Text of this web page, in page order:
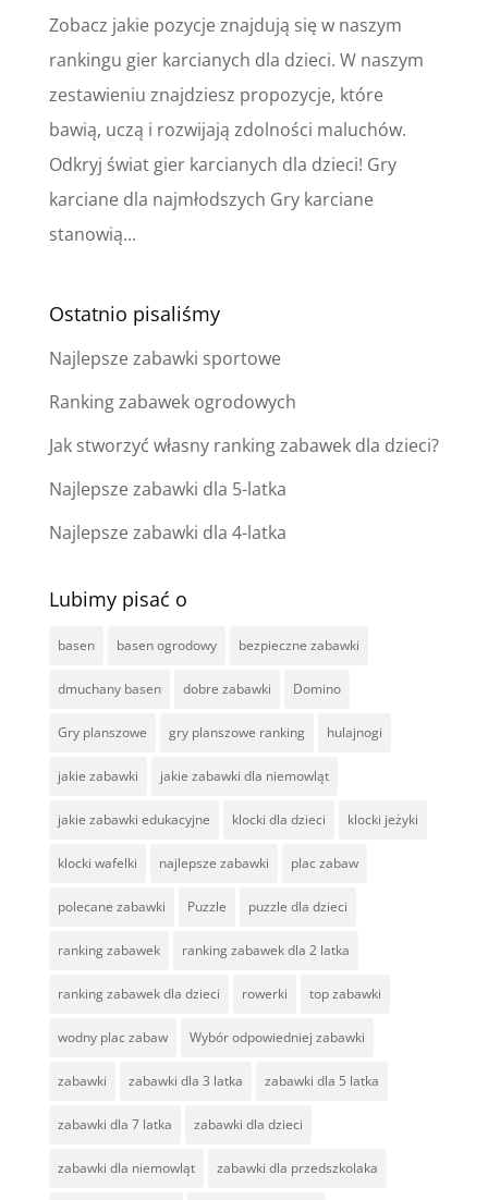
Zobacz jakie pozycje znajdują się w naszym
rankingu gier karcianych dla dzieci. W naszym
zestawieniu znajdziesz propozycje, które
bawią, uczą i rozwijają zdolności maluchów.
Odkryj świat gier karcianych dla dzieci! Gry
karciane dla najmłodszych Gry karciane
stanowią...
Ostatnio pisaliśmy
Najlepsze zabawki sportowe
Ranking zabawek ogrodowych
Jak stworzyć własny ranking zabawek dla dzieci?
Najlepsze zabawki dla 5-latka
Najlepsze zabawki dla 4-latka
Lubimy pisać o
basen basen ogrodowy bezpieczne zabawki
dmuchany basen dobre zabawki Domino
Gry planszowe gry planszowe ranking hulajnogi
jakie zabawki jakie zabawki dla niemowląt
jakie zabawki edukacyjne klocki dla dzieci klocki jeżyki
klocki wafelki najlepsze zabawki plac zabaw
polecane zabawki Puzzle puzzle dla dzieci
ranking zabawek ranking zabawek dla 2 latka
ranking zabawek dla dzieci rowerki top zabawki
wodny plac zabaw Wybór odpowiedniej zabawki
zabawki zabawki dla 3 latka zabawki dla 5 latka
zabawki dla 7 latka zabawki dla dzieci
zabawki dla niemowląt zabawki dla przedszkolaka